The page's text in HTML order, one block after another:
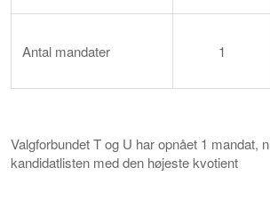
Antal mandater 1
Valgforbundet T og U har opnået 1 mandat,
kandidatlisten med den højeste kvotient